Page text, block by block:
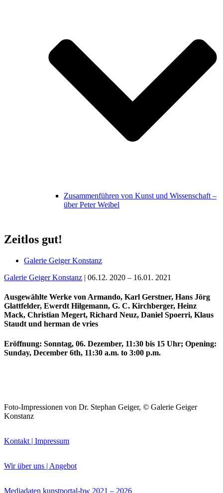
Zusammenführen von Kunst und Wissenschaft –
über Peter Weibel
Harald Schwiers
Zeitlos gut!
Galerie Geiger Konstanz
Galerie Geiger Konstanz | 06.12. 2020 – 16.01. 2021
Ausgewählte Werke von Armando, Karl Gerstner, Hans Jörg
Glattfelder, Ewerdt Hilgemann, G. C. Kirchberger, Heinz
Mack, Christian Megert, Richard Neuz, Daniel Spoerri, Klaus
Staudt und herman de vries
Eröffnung: Sonntag, 06. Dezember, 11:30 bis 15 Uhr; Opening:
Sunday, December 6th, 11:30 a.m. to 3:00 p.m.
Foto-Impressionen von Dr. Stephan Geiger, © Galerie Geiger
Konstanz
Kontakt | Impressum
Wir über uns | Angebot
Mediadaten kunstportal-bw 2021 – 2026